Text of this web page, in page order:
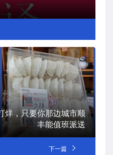
烊，只要你那边城市顺
丰能值班派送
下一篇